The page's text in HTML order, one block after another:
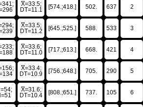
.502
[.418;.574]
X̅=33.5;
DT=11.1
M=341;
H=296
.588
[.525;.645]
X̅=33.5;
DT=11.2
M=294;
H=239
.668
[.613;.717]
X̅=33.6;
DT=11.0
M=233;
H=188
.705
[.648;.756]
X̅=33.4;
DT=10.9
M=156;
H=134
.737
[.651;.808]
X̅=31.6;
DT=10.4
M=54;
H=51